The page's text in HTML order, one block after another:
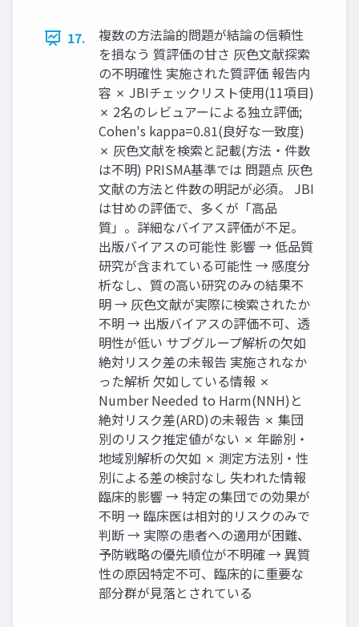
17.
複数の方法論的問題が結論の信頼性
を損なう 質評価の甘さ 灰色文献探索
の不明確性 実施された質評価 報告内
容 ✗ JBIチェックリスト使用(11項目)
✗ 2名のレビュアーによる独立評価;
Cohen's kappa=0.81(良好な一致度)
✗ 灰色文献を検索と記載(方法・件数
は不明) PRISMA基準では 問題点 灰色
文献の方法と件数の明記が必須。 JBI
は甘めの評価で、多くが「高品
質」。詳細なバイアス評価が不足。
出版バイアスの可能性 影響 → 低品質
研究が含まれている可能性 → 感度分
析なし、質の高い研究のみの結果不
明 → 灰色文献が実際に検索されたか
不明 → 出版バイアスの評価不可、透
明性が低い サブグループ解析の欠如
絶対リスク差の未報告 実施されなか
った解析 欠如している情報 ✗
Number Needed to Harm(NNH)と
絶対リスク差(ARD)の未報告 ✗ 集団
別のリスク推定値がない ✗ 年齢別・
地域別解析の欠如 ✗ 測定方法別・性
別による差の検討なし 失われた情報
臨床的影響 → 特定の集団での効果が
不明 → 臨床医は相対的リスクのみで
判断 → 実際の患者への適用が困難、
予防戦略の優先順位が不明確 → 異質
性の原因特定不可、臨床的に重要な
部分群が見落とされている